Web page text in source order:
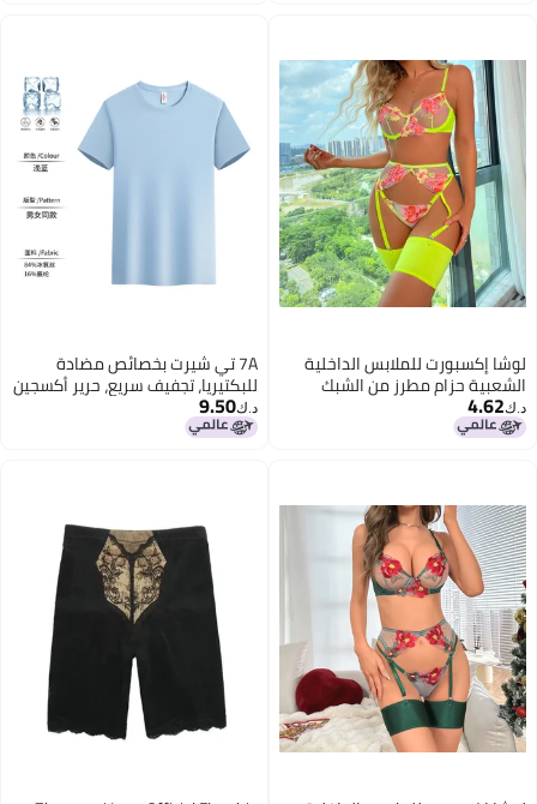
لوشا إكسبورت للملابس الداخلية
الشعبية حزام مطرز من الشبك
متعدد الألوان بدلة تشكيل الجسم
مقسومة Xyh0348
د.ك‏4.62
7A تي شيرت بخصائص مضادة
للبكتيريا، تجفيف سريع، حرير أكسجين
جليدي، بدون علامات، برقبة
مستديرة، مجموعة ملابس صيفية،
د.ك‏9.50